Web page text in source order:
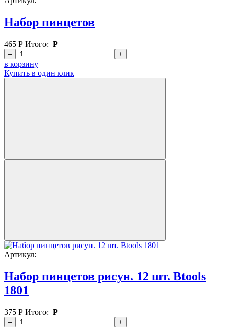
Набор пинцетов
465 Р Итого: Р
– +
в корзину
Купить в один клик
Артикул:
Набор пинцетов рисун. 12 шт. Btools
1801
375 Р Итого: Р
– +